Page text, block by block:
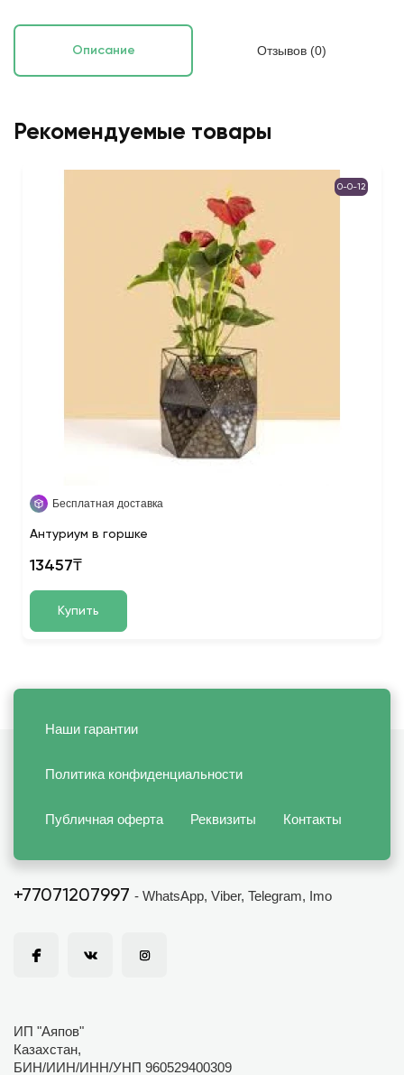
Описание Отзывов (0)
Рекомендуемые товары
0-0-12
Бесплатная доставка
Антуриум в горшке
13457₸
Купить
Наши гарантии
Политика конфиденциальности
Публичная оферта Реквизиты Контакты
+77071207997 - WhatsApp, Viber, Telegram, Imo
ИП "Аяпов"
Казахстан,
БИН/ИИН/ИНН/УНП 960529400309